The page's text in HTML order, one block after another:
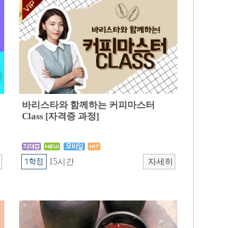
바리스타와 함께하는 커피마스터
Class [자격증 과정]
15시간